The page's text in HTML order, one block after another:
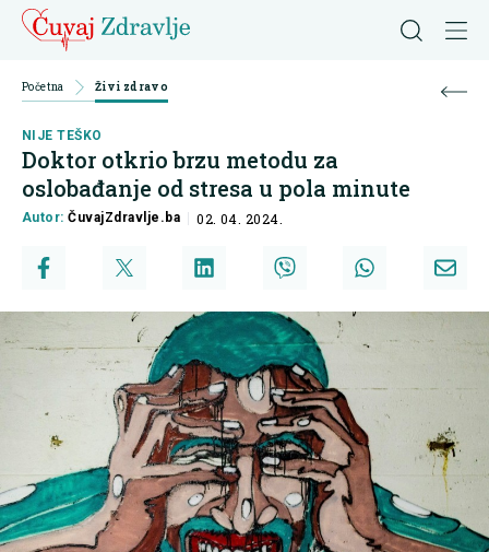
Početna Živi zdravo
NIJE TEŠKO
Doktor otkrio brzu metodu za
oslobađanje od stresa u pola minute
Autor:ČuvajZdravlje.ba 02. 04. 2024.